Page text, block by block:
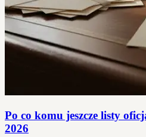
Po co komu jeszcze listy
2026